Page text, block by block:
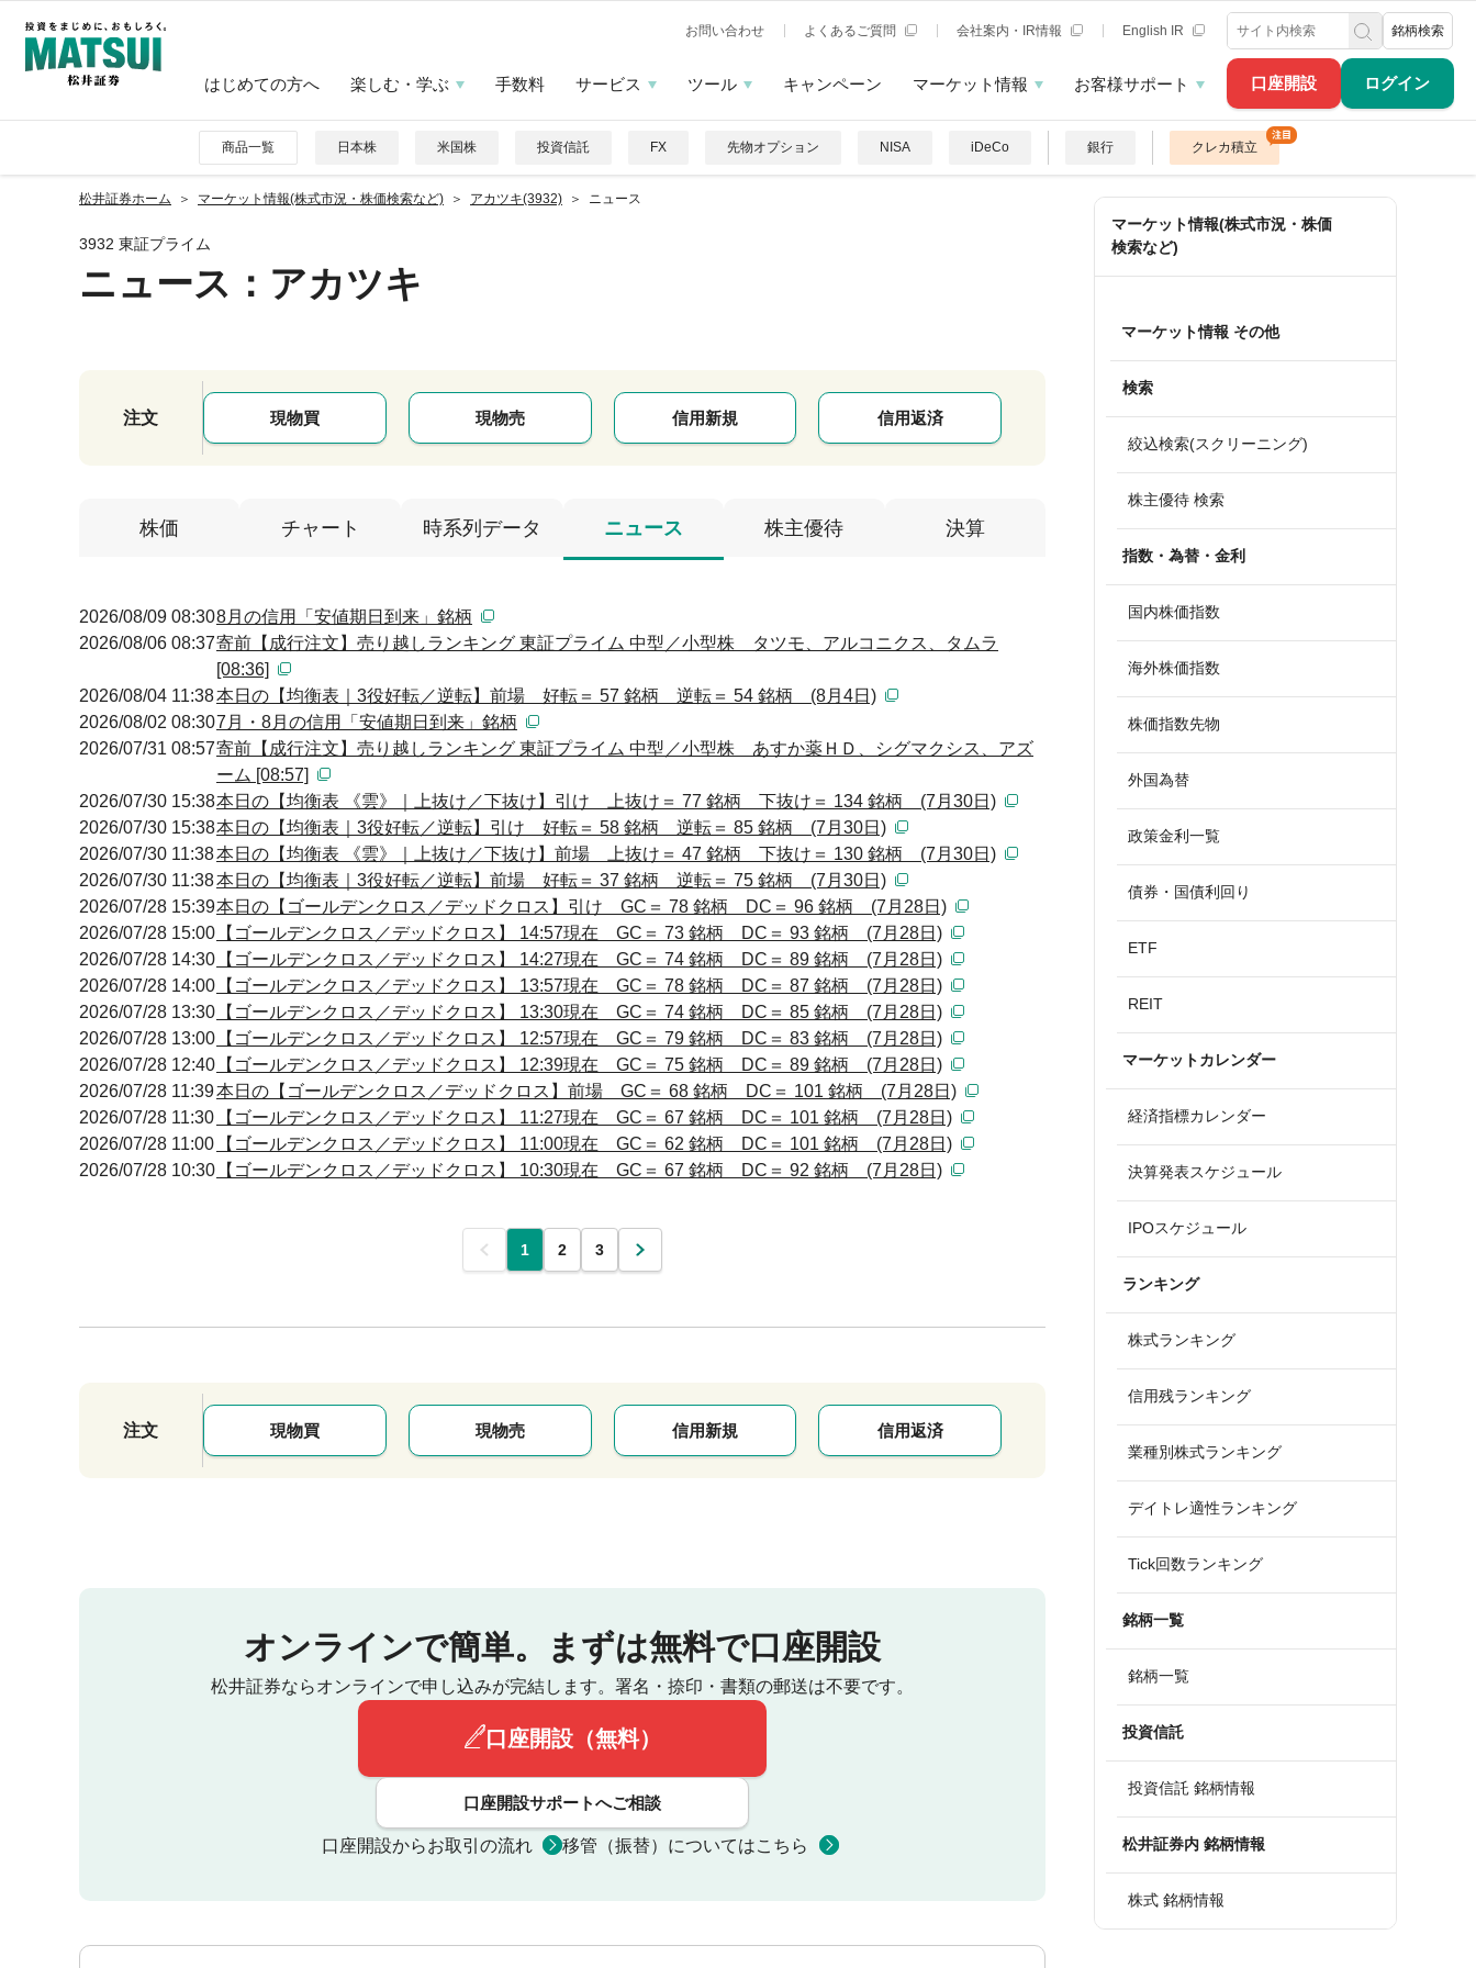
口座開設 ログイン
お問い合わせ よくあるご質問 会社案内・IR情報 English IR 銘柄検索
はじめての方へ 楽しむ・学ぶ 手数料 サービス ツール キャンペーン マーケット情報 お客様サポート
商品一覧 日本株 米国株 投資信託 FX 先物オプション NISA iDeCo 銀行 クレカ積立
松井証券ホーム マーケット情報(株式市況・株価検索など) アカツキ(3932) ニュース
3932 東証プライム
ニュース ：アカツキ
注文 現物買 現物売 信用新規 信用返済
株価 チャート 時系列データ ニュース 株主優待 決算
2026/08/09 08:308月の信用「安値期日到来」銘柄
2026/08/06 08:37寄前【成行注文】売り越しランキング 東証プライム 中型／小型株 タツモ、アルコニクス、タムラ
[08:36]
2026/08/04 11:38本日の【均衡表｜3役好転／逆転】前場 好転＝ 57 銘柄 逆転＝ 54 銘柄 (8月4日)
2026/08/02 08:307月・8月の信用「安値期日到来」銘柄
2026/07/31 08:57寄前【成行注文】売り越しランキング 東証プライム 中型／小型株 あすか薬ＨＤ、シグマクシス、アズ
ーム [08:57]
2026/07/30 15:38本日の【均衡表 《雲》｜上抜け／下抜け】引け 上抜け＝ 77 銘柄 下抜け＝ 134 銘柄 (7月30日)
2026/07/30 15:38本日の【均衡表｜3役好転／逆転】引け 好転＝ 58 銘柄 逆転＝ 85 銘柄 (7月30日)
2026/07/30 11:38本日の【均衡表 《雲》｜上抜け／下抜け】前場 上抜け＝ 47 銘柄 下抜け＝ 130 銘柄 (7月30日)
2026/07/30 11:38本日の【均衡表｜3役好転／逆転】前場 好転＝ 37 銘柄 逆転＝ 75 銘柄 (7月30日)
2026/07/28 15:39本日の【ゴールデンクロス／デッドクロス】引け GC＝ 78 銘柄 DC＝ 96 銘柄 (7月28日)
2026/07/28 15:00 【ゴールデンクロス／デッドクロス】 14:57現在 GC＝ 73 銘柄 DC＝ 93 銘柄 (7月28日)
2026/07/28 14:30 【ゴールデンクロス／デッドクロス】 14:27現在 GC＝ 74 銘柄 DC＝ 89 銘柄 (7月28日)
2026/07/28 14:00 【ゴールデンクロス／デッドクロス】 13:57現在 GC＝ 78 銘柄 DC＝ 87 銘柄 (7月28日)
2026/07/28 13:30 【ゴールデンクロス／デッドクロス】 13:30現在 GC＝ 74 銘柄 DC＝ 85 銘柄 (7月28日)
2026/07/28 13:00 【ゴールデンクロス／デッドクロス】 12:57現在 GC＝ 79 銘柄 DC＝ 83 銘柄 (7月28日)
2026/07/28 12:40 【ゴールデンクロス／デッドクロス】 12:39現在 GC＝ 75 銘柄 DC＝ 89 銘柄 (7月28日)
2026/07/28 11:39本日の【ゴールデンクロス／デッドクロス】前場 GC＝ 68 銘柄 DC＝ 101 銘柄 (7月28日)
2026/07/28 11:30
【ゴールデンクロス／デッドクロス】 11:27現在 GC＝ 67 銘柄 DC＝ 101 銘柄 (7月28日)
2026/07/28 11:00
【ゴールデンクロス／デッドクロス】 11:00現在 GC＝ 62 銘柄 DC＝ 101 銘柄 (7月28日)
2026/07/28 10:30 【ゴールデンクロス／デッドクロス】 10:30現在 GC＝ 67 銘柄 DC＝ 92 銘柄 (7月28日)
前 1 2 3 次
注文 現物買 現物売 信用新規 信用返済
オンラインで簡単。 まずは無料で口座開設
松井証券ならオンラインで申し込みが完結します。 署名・捺印・書類の郵送は不要です。
口座開設（無料）
口座開設サポートへご相談
口座開設からお取引の流れ 移管（振替）についてはこちら
マーケット情報(株式市況・株価
検索など)
マーケット情報 その他
検索
絞込検索(スクリーニング)
株主優待 検索
指数・為替・金利
国内株価指数
海外株価指数
株価指数先物
外国為替
政策金利一覧
債券・国債利回り
ETF
REIT
マーケットカレンダー
経済指標カレンダー
決算発表スケジュール
IPOスケジュール
ランキング
株式ランキング
信用残ランキング
業種別株式ランキング
デイトレ適性ランキング
Tick回数ランキング
銘柄一覧
銘柄一覧
投資信託
投資信託 銘柄情報
松井証券内 銘柄情報
株式 銘柄情報